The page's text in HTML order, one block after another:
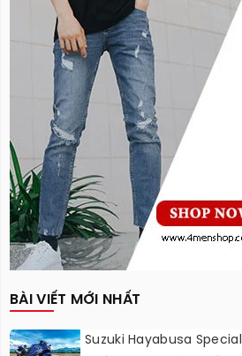
BÀI VIẾT MỚI NHẤT
Suzuki Hayabusa